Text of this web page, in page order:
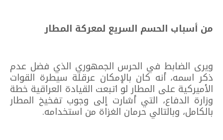
من أسباب الحسم السريع لمعركة المطار
ويرى الضابط في الحرس الجمهوري الذي فضل عدم
ذكر اسمه، أنه كان بالإمكان عرقلة سيطرة القوات
الأميركية على المطار لو اتبعت القيادة العراقية خطة
وزارة الدفاع، التي أشارت إلى وجوب تفخيخ المطار
بالكامل، وبالتالي حرمان الغزاة من استخدامه.